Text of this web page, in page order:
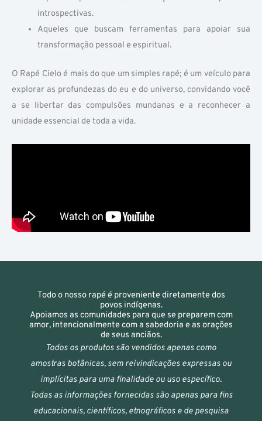
introspectivas.
Aqueles que buscam ferramentas para apoiar sua
transformação pessoal e espiritual.
O Rapé Cielo é mais do que um simples rapé; é um veículo para
explorar as profundezas do eu e do universo, convidando você
a se libertar das compulsões mundanas e a reconhecer a
unidade essencial de toda a vida.
Todo o nosso rapé é proveniente diretamente dos
povos indígenas.
Apoiamos as comunidades para que se preparem com
amor, intencionalmente com a sabedoria e as orações
de seus anciãos.
Todos os produtos são vendidos apenas como
amostras botânicas, sem reivindicações expressas ou
implícitas para uma finalidade ou uso específico.
Todas as informações fornecidas são apenas para fins
educacionais, científicos, etnográficos e de pesquisa